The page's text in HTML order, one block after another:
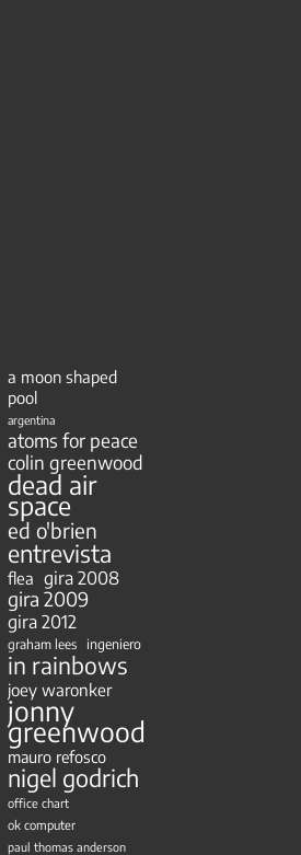
a moon shaped
pool
argentina
atoms for peace
colin greenwood
dead air
space
ed o'brien
entrevista
flea gira 2008
gira 2009
gira 2012
graham lees ingeniero
in rainbows
joey waronker
jonny
greenwood
mauro refosco
nigel godrich
office chart
ok computer
paul thomas anderson